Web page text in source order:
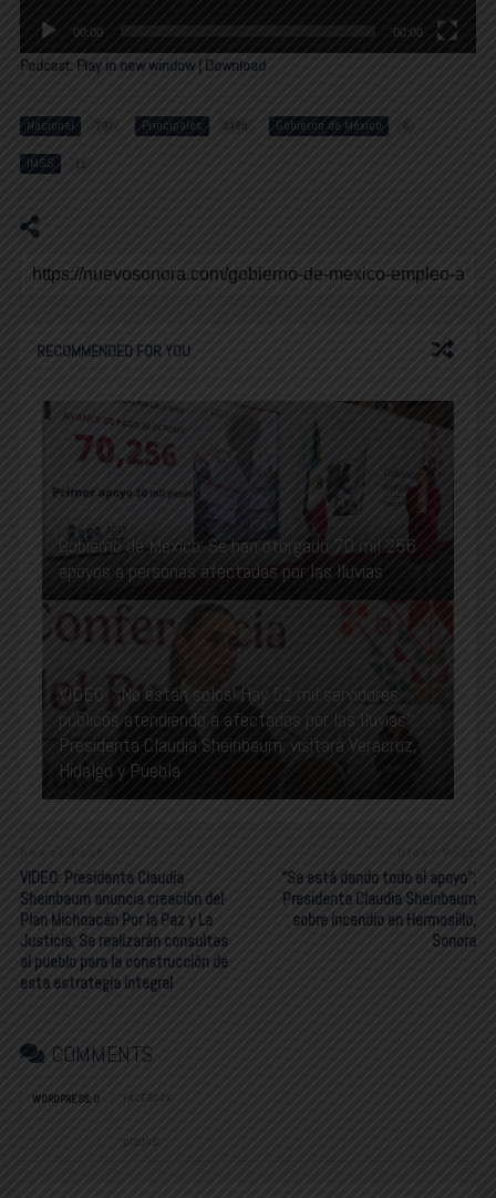
00:00 00:00
Podcast: Play in new window| Download
Nacional 797 Principales 1485 Gobierno de México 6
IMSS 11
RECOMMENDED FOR YOU
Gobierno de México: Se han otorgado 70 mil 256
apoyos a personas afectadas por las lluvias
VIDEO: “¡No están solos! Hay 52 mil servidores
públicos atendiendo a afectados por las lluvias”:
Presidenta Claudia Sheinbaum; visitará Veracruz,
Hidalgo y Puebla
Newer Post
VIDEO: Presidenta Claudia
Sheinbaum anuncia creación del
Plan Michoacán Por la Paz y La
Justicia; Se realizarán consultas
al pueblo para la construcción de
esta estrategia integral
“Se está dando todo el apoyo”:
Presidenta Claudia Sheinbaum
sobre incendio en Hermosillo,
Sonora
COMMENTS
WORDPRESS: 0 FACEBOOK:
DISQUS: